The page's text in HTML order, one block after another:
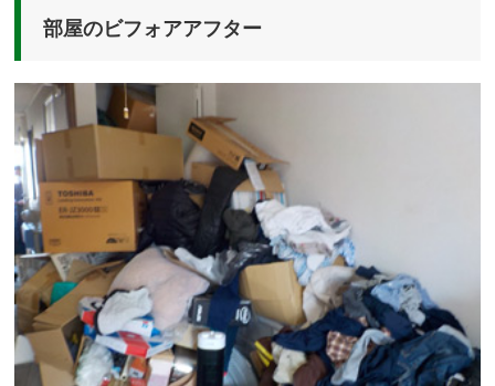
部屋のビフォアアフター